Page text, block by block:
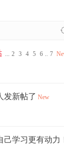
... 2 3 4 5 6 .. 7
发新帖了 New
己学习更有动力